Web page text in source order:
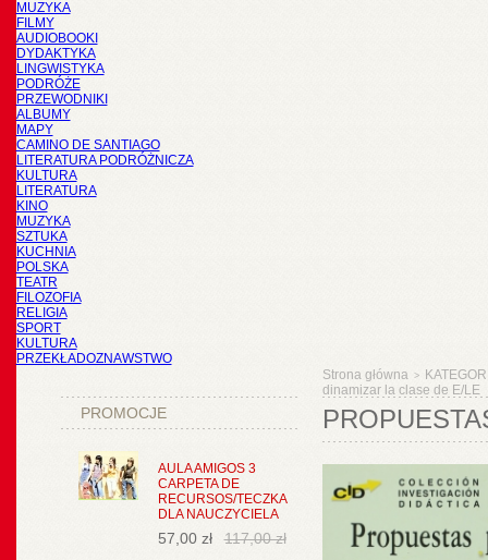
MUZYKA
FILMY
AUDIOBOOKI
DYDAKTYKA
LINGWISTYKA
PODRÓŻE
PRZEWODNIKI
ALBUMY
MAPY
CAMINO DE SANTIAGO
LITERATURA PODRÓŻNICZA
KULTURA
LITERATURA
KINO
MUZYKA
SZTUKA
KUCHNIA
POLSKA
TEATR
FILOZOFIA
RELIGIA
SPORT
KULTURA
PRZEKŁADOZNAWSTWO
PROMOCJE
AULA AMIGOS 3
CARPETA DE
RECURSOS/TECZKA
DLA NAUCZYCIELA
57,00 zł 117,00 zł
Strona główna >
dinamizar la clase de E/LE